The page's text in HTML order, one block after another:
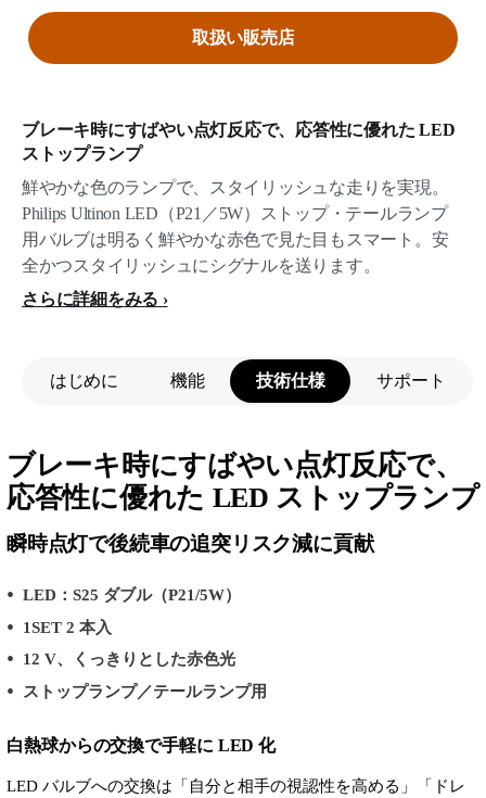
ブレーキ時にすばやい点灯反応で、応答性に優れた LED
ストップランプ
鮮やかな色のランプで、スタイリッシュな走りを実現。
Philips Ultinon LED（P21／5W）ストップ・テールランプ
用バルブは明るく鮮やかな赤色で見た目もスマート。安
全かつスタイリッシュにシグナルを送ります。
さらに詳細をみる
取扱い販売店
はじめに 機能 技術仕様 サポート
ブレーキ時にすばやい点灯反応で、
応答性に優れた LED ストップランプ
瞬時点灯で後続車の追突リスク減に貢献
LED：S25 ダブル（P21/5W）
1SET 2 本入
12 V、くっきりとした赤色光
ストップランプ／テールランプ用
白熱球からの交換で手軽に LED 化
LED バルブへの交換は「自分と相手の視認性を高める」「ドレ